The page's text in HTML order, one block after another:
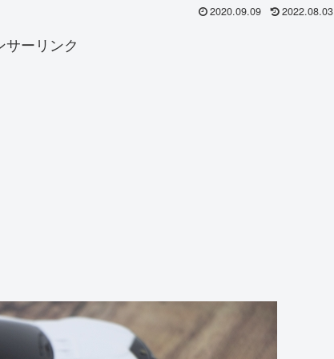
2020.09.09 2022.08.03
サーリンク